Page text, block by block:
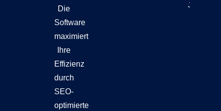
Die
Software
maximiert
Ihre
Effizienz
durch
SEO-
optimierte
Jetzt